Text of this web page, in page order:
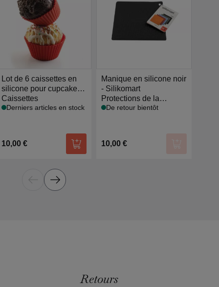
panier
Lot de 6 caissettes en
silicone pour cupcakes
et muffins 6.8
Caissettes
Derniers articles en stock
10,00 €
Ajouter au panier
Manique en silicone noir
- Silikomart
Protections de la
chaleur
De retour bientôt
10,00 €
Retours